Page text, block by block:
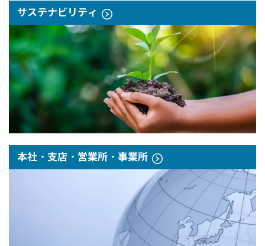
サステナビリティ
本社・支店・営業所・事業所